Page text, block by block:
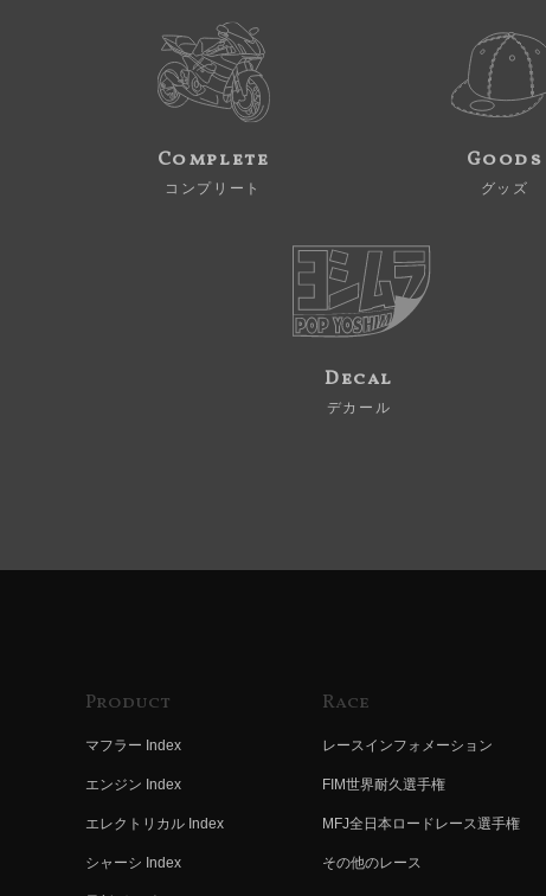
Complete
コンプリート
Goods
グッズ
Decal
デカール
Product
マフラー Index
エンジン Index
エレクトリカル Index
シャーシ Index
Race
レースインフォメーション
FIM世界耐久選手権
MFJ全日本ロードレース選手権
その他のレース